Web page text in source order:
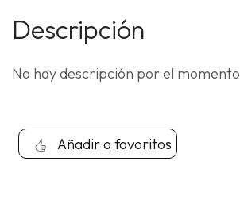
Descripción
No hay descripción por el momento
Añadir a favoritos